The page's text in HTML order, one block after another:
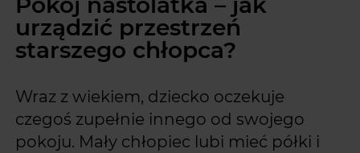
urządzić przestrzeń
starszego chłopca?
Wraz z wiekiem, dziecko oczekuje
czegoś zupełnie innego od swojego
pokoju. Mały chłopiec lubi mieć półki i